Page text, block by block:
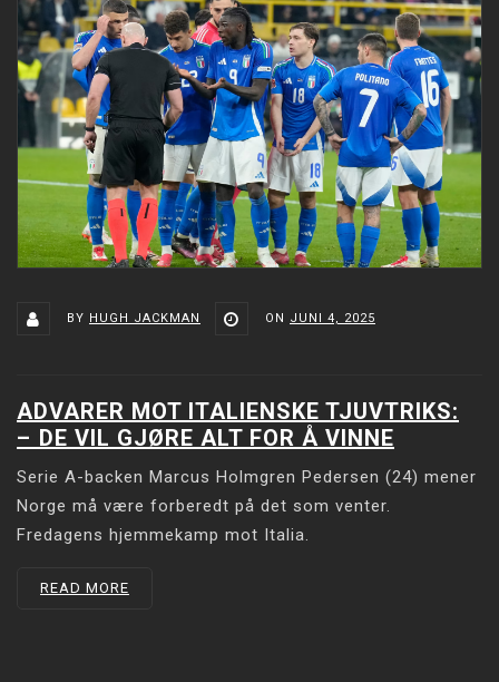
BY HUGH JACKMAN ON JUNI 4, 2025
ADVARER MOT ITALIENSKE TJUVTRIKS:
–⁠ DE VIL GJØRE ALT FOR Å VINNE
Serie A-backen Marcus Holmgren Pedersen (24) mener
Norge må være forberedt på det som venter.
Fredagens hjemmekamp mot Italia.
READ MORE